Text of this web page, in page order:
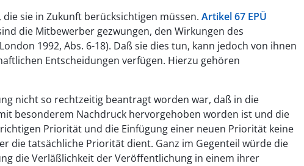
sie in Zukunft berücksichtigen müssen. Artikel 67 EPÜ
die Mitbewerber gezwungen, den Wirkungen des
1992, Abs. 6-18). Daß sie dies tun, kann jedoch von ihnen
Entscheidungen verfügen. Hierzu gehören
nicht so rechtzeitig beantragt worden war, daß in die
besonderem Nachdruck hervorgehoben worden ist und die
Priorität und die Einfügung einer neuen Priorität keine
die tatsächliche Priorität dient. Ganz im Gegenteil würde die
die Verläßlichkeit der Veröffentlichung in einem ihrer